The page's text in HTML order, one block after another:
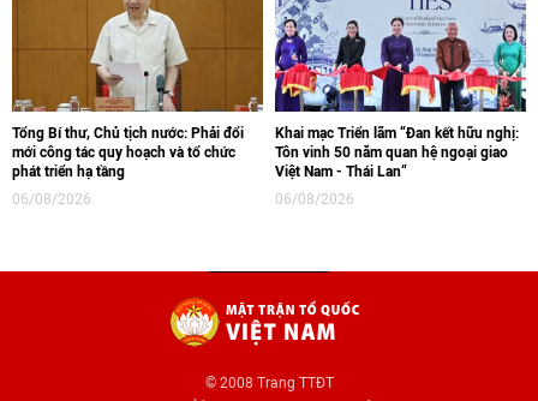
Tổng Bí thư, Chủ tịch nước: Phải đổi
mới công tác quy hoạch và tổ chức
phát triển hạ tầng
06/08/2026
Khai mạc Triển lãm “Đan kết hữu nghị:
Tôn vinh 50 năm quan hệ ngoại giao
Việt Nam - Thái Lan“
06/08/2026
© 2008 Trang TTĐT